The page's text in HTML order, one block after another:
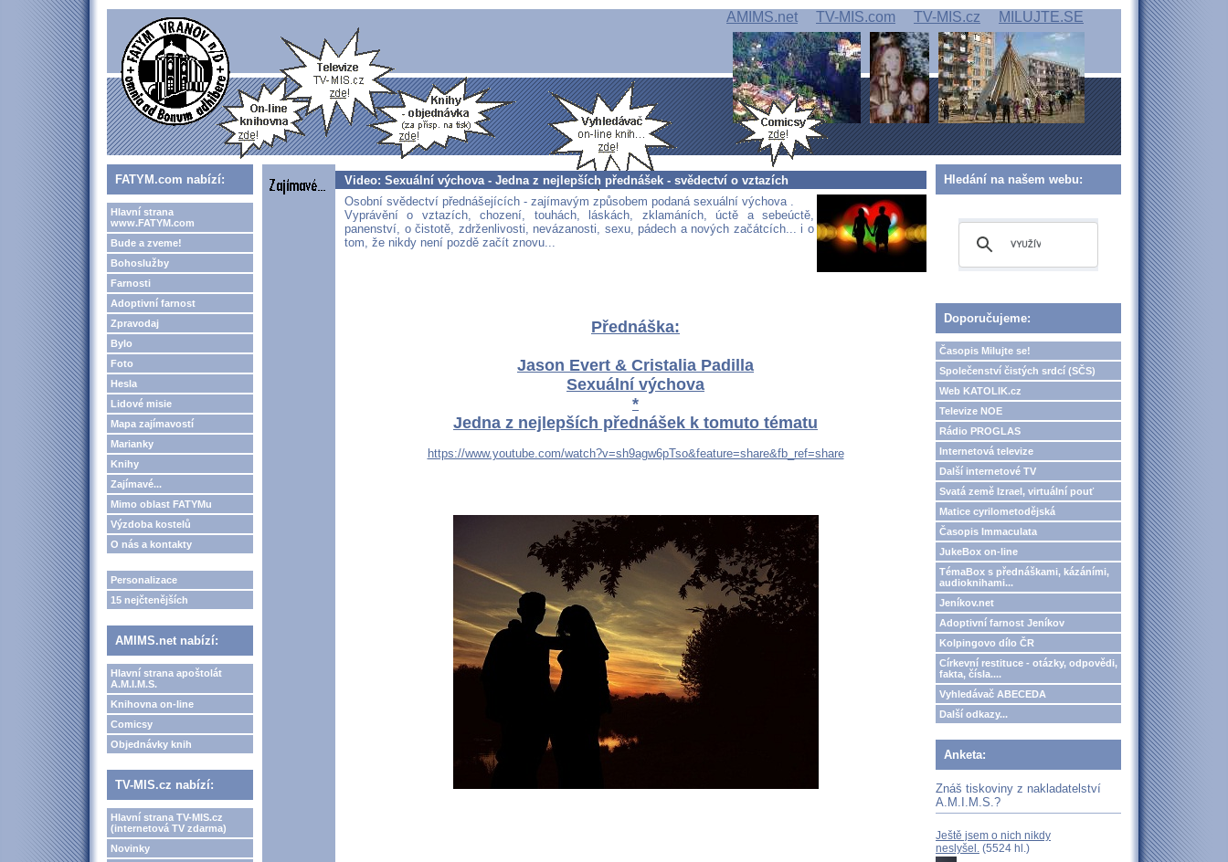
AMIMS.net TV-MIS.com TV-MIS.cz MILUJTE.SE
FATYM.com nabízí:
Hlavní strana
www.FATYM.com
Bude a zveme!
Bohoslužby
Farnosti
Adoptivní farnost
Zpravodaj
Bylo
Foto
Hesla
Lidové misie
Mapa zajímavostí
Marianky
Knihy
Zajímavé...
Mimo oblast FATYMu
Výzdoba kostelů
O nás a kontakty
Personalizace
15 nejčtenějších
AMIMS.net nabízí:
Hlavní strana apoštolát
A.M.I.M.S.
Knihovna on-line
Comicsy
Objednávky knih
TV-MIS.cz nabízí:
Hlavní strana TV-MIS.cz
(internetová TV zdarma)
Novinky
Video: Sexuální výchova - Jedna z nejlepších přednášek - svědectví o vztazích
Osobní svědectví přednášejících - zajímavým způsobem podaná sexuální výchova .
Vyprávění o vztazích, chození, touhách, láskách, zklamáních, úctě a sebeúctě,
panenství, o čistotě, zdrženlivosti, nevázanosti, sexu, pádech a nových začátcích... i o
tom, že nikdy není pozdě začít znovu...
Přednáška:
Jason Evert & Cristalia Padilla
Sexuální výchova
*
Jedna z nejlepších přednášek k tomuto tématu
https://www.youtube.com/watch?v=sh9agw6pTso&feature=share&fb_ref=share
Hledání na našem webu:
Doporučujeme:
Časopis Milujte se!
Společenství čistých srdcí (SČS)
Web KATOLIK.cz
Televize NOE
Rádio PROGLAS
Internetová televize
Další internetové TV
Svatá země Izrael, virtuální pouť
Matice cyrilometodějská
Časopis Immaculata
JukeBox on-line
TémaBox s přednáškami, kázáními,
audioknihami...
Jeníkov.net
Adoptivní farnost Jeníkov
Kolpingovo dílo ČR
Církevní restituce - otázky, odpovědi,
fakta, čísla....
Vyhledávač ABECEDA
Další odkazy...
Anketa:
Znáš tiskoviny z nakladatelství
A.M.I.M.S.?
Ještě jsem o nich nikdy
neslyšel. (5524 hl.)